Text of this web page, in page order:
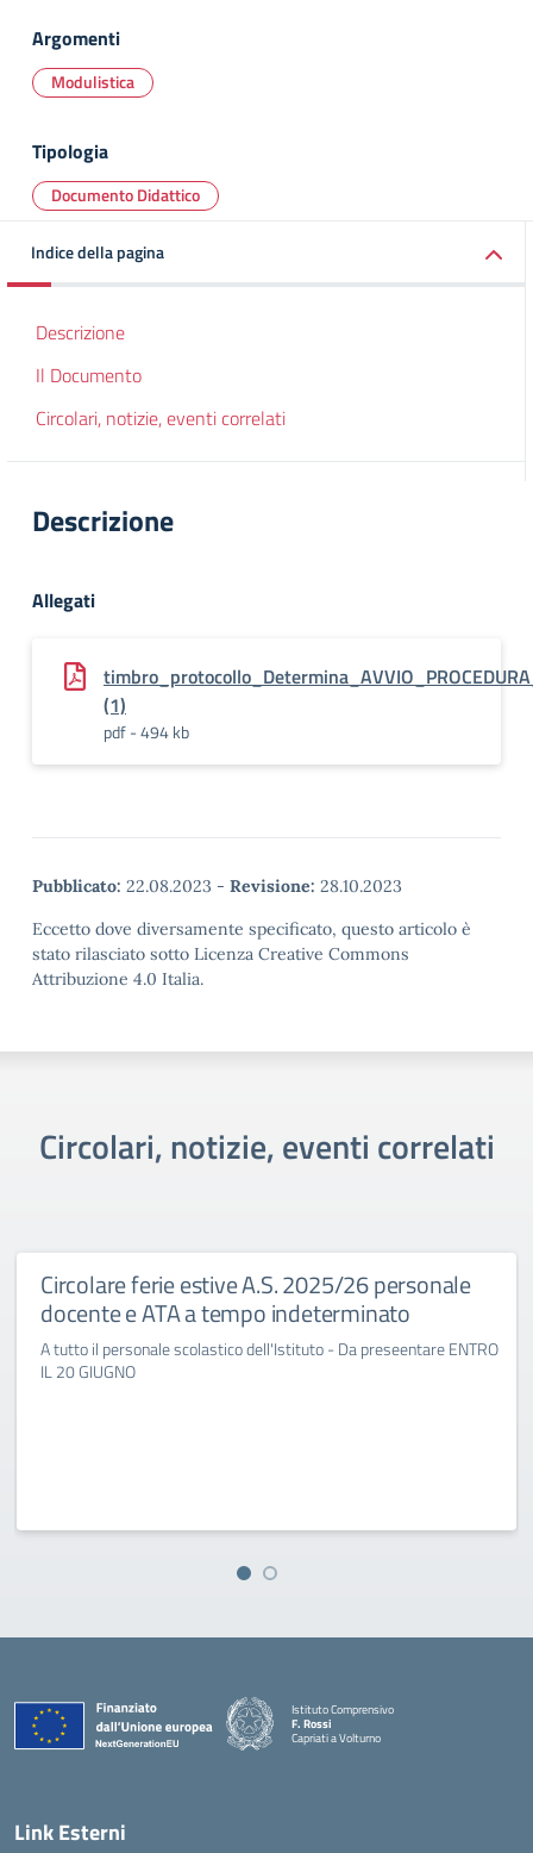
Argomenti
Modulistica
Tipologia
Documento Didattico
Indice della pagina
Descrizione
Il Documento
Circolari, notizie, eventi correlati
Descrizione
Allegati
(1)
pdf - 494 kb
Pubblicato: 22.08.2023 - Revisione: 28.10.2023
Eccetto dove diversamente specificato, questo articolo è
stato rilasciato sotto Licenza Creative Commons
Attribuzione 4.0 Italia.
Circolari, notizie, eventi correlati
Circolare ferie estive A.S. 2025/26 personale
docente e ATA a tempo indeterminato
A tutto il personale scolastico dell'Istituto - Da preseentare ENTRO
IL 20 GIUGNO
Istituto Comprensivo
F. Rossi
Capriati a Volturno
— Visita la pagina iniziale della scuola
Link Esterni